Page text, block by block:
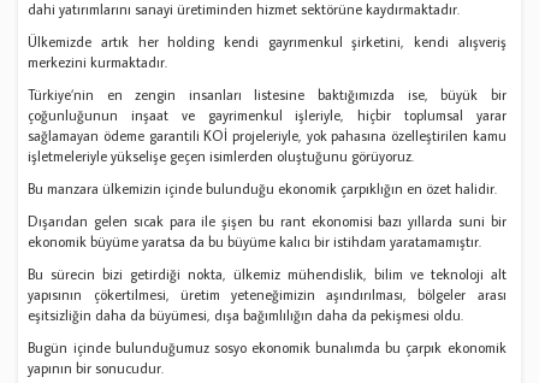
dahi yatırımlarını sanayi üretiminden hizmet sektörüne kaydırmaktadır.
Ülkemizde artık her holding kendi gayrımenkul şirketini, kendi alışveriş
merkezini kurmaktadır.
Türkiye’nin en zengin insanları listesine baktığımızda ise, büyük bir
çoğunluğunun inşaat ve gayrimenkul işleriyle, hiçbir toplumsal yarar
sağlamayan ödeme garantili KOİ projeleriyle, yok pahasına özelleştirilen kamu
işletmeleriyle yükselişe geçen isimlerden oluştuğunu görüyoruz.
Bu manzara ülkemizin içinde bulunduğu ekonomik çarpıklığın en özet halidir.
Dışarıdan gelen sıcak para ile şişen bu rant ekonomisi bazı yıllarda suni bir
ekonomik büyüme yaratsa da bu büyüme kalıcı bir istihdam yaratamamıştır.
Bu sürecin bizi getirdiği nokta, ülkemiz mühendislik, bilim ve teknoloji alt
yapısının çökertilmesi, üretim yeteneğimizin aşındırılması, bölgeler arası
eşitsizliğin daha da büyümesi, dışa bağımlılığın daha da pekişmesi oldu.
Bugün içinde bulunduğumuz sosyo ekonomik bunalımda bu çarpık ekonomik
yapının bir sonucudur.